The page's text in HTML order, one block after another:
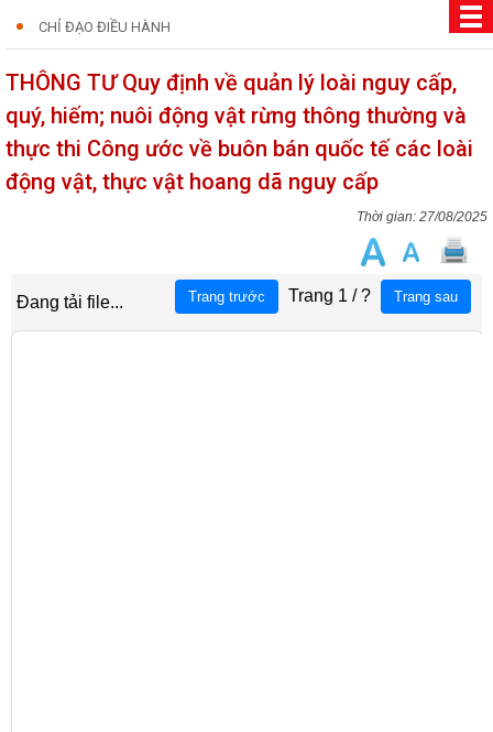
CHỈ ĐẠO ĐIỀU HÀNH
THÔNG TƯ Quy định về quản lý loài nguy cấp,
quý, hiếm; nuôi động vật rừng thông thường và
thực thi Công ước về buôn bán quốc tế các loài
động vật, thực vật hoang dã nguy cấp
27/08/2025